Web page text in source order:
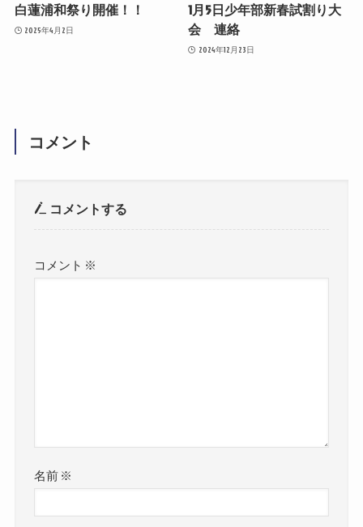
白蓮浦和祭り開催！！
2025年4月2日
1月5日少年部新春試割り大
会 連絡
2024年12月23日
コメント
コメントする
コメント ※
名前※